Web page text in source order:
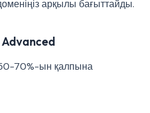
арқылы бағыттайды.
70%-ын қалпына